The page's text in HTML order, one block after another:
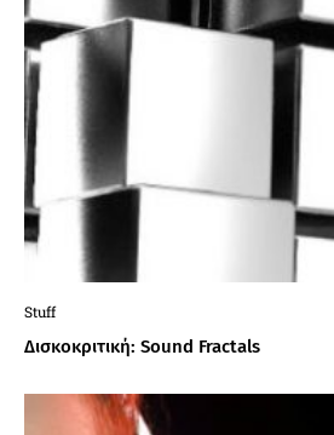
Stuff
Δισκοκριτική: Sound Fractals